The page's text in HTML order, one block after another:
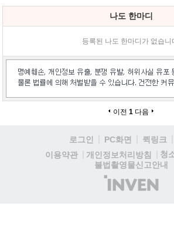
나도 한마디
등록된 나도 한마디가 없습니
이전 1 다음
로그인 PC화면 퀵링크
이용약관
개인정보처리방침
청
불법촬영물신고안내
(주)
인